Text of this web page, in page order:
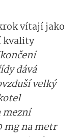
vítají jako
kvality
dává
velký
mezní
mg na metr